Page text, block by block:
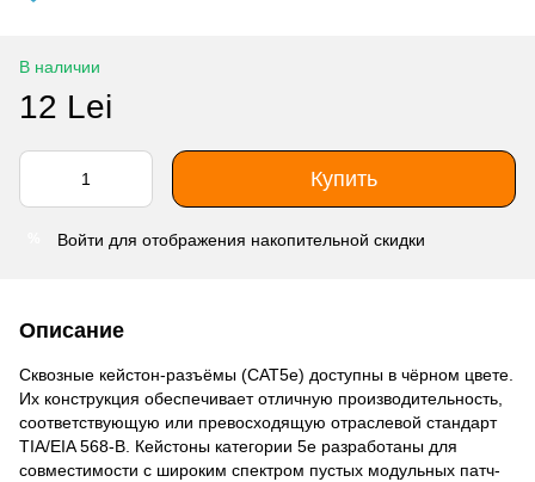
В наличии
12 Lei
Купить
Войти для отображения накопительной скидки
Описание
Сквозные кейстон-разъёмы (CAT5e) доступны в чёрном цвете.
Их конструкция обеспечивает отличную производительность,
соответствующую или превосходящую отраслевой стандарт
TIA/EIA 568-B. Кейстоны категории 5e разработаны для
совместимости с широким спектром пустых модульных патч-